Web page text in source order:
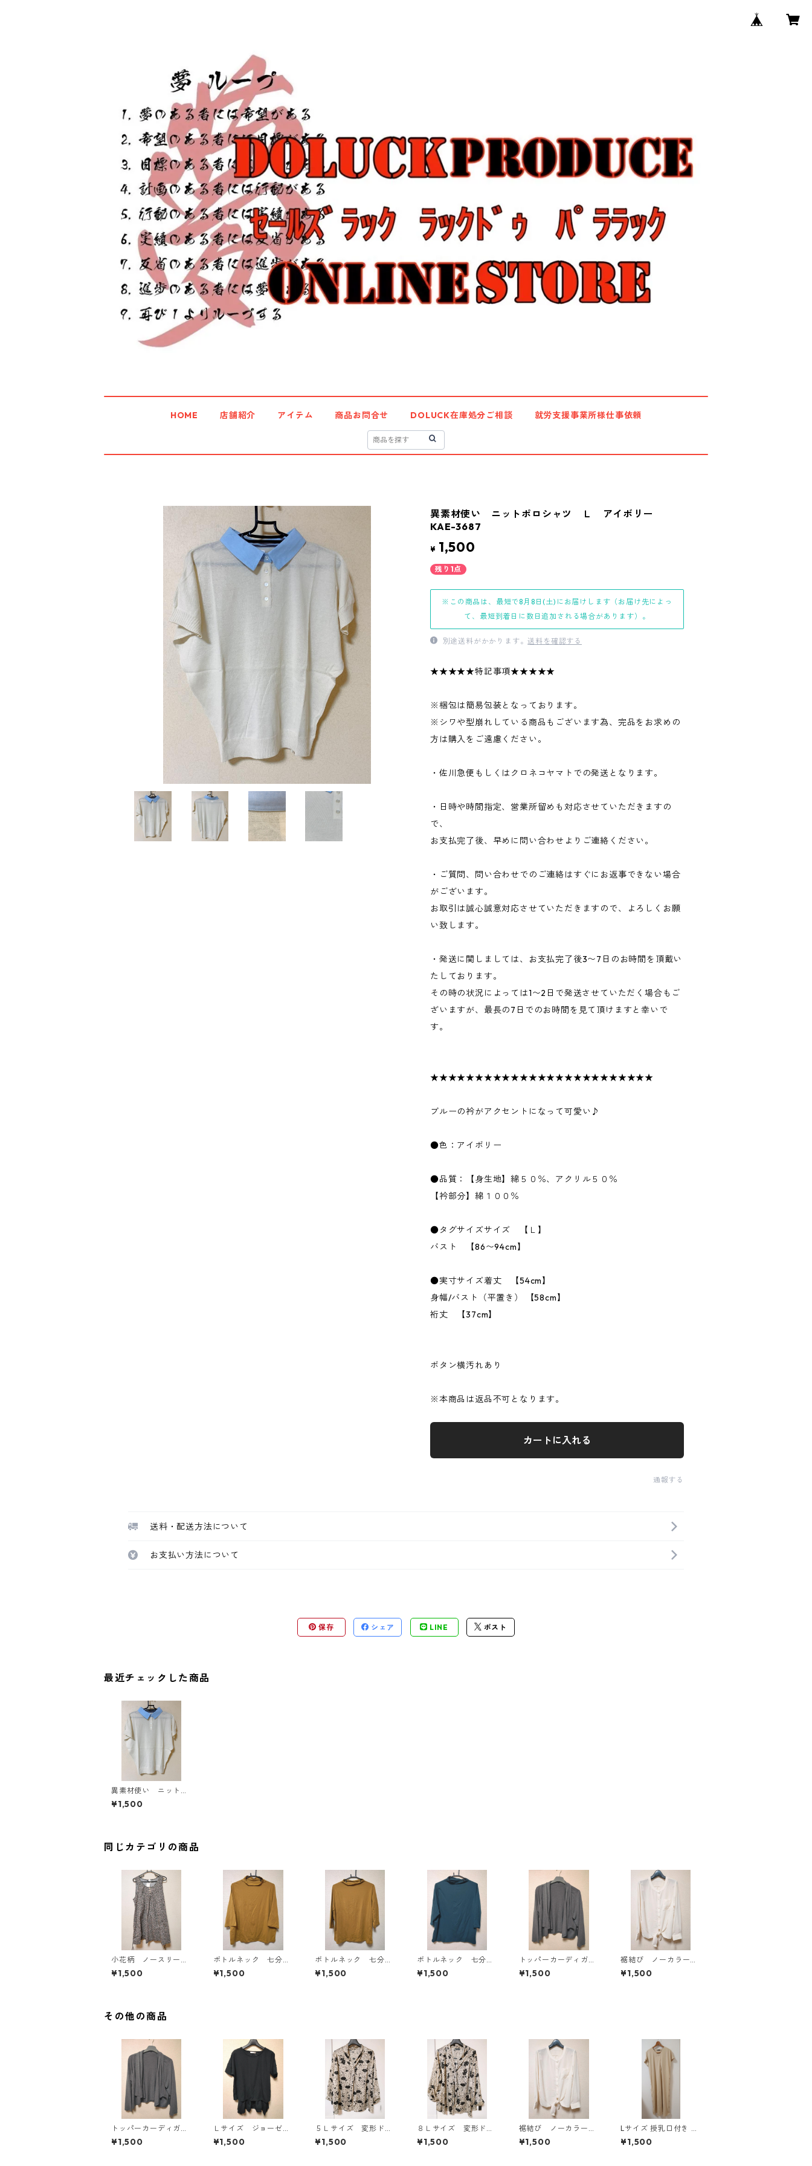
HOME 店舗紹介 アイテム 商品お問合せ DOLUCK在庫処分ご相談 就労支援事業所様仕事依頼
異素材使い ニットポロシャツ Ｌ アイボリー
KAE-3687
¥ 1,500
残り1点
※この商品は、最短で8月8日(土)にお届けします（お届け先によっ
て、最短到着日に数日追加される場合があります）。
別途送料がかかります。送料を確認する
★★★★★特記事項★★★★★
※梱包は簡易包装となっております。
※シワや型崩れしている商品もございます為、完品をお求めの
方は購入をご遠慮ください。
・佐川急便もしくはクロネコヤマトでの発送となります。
・日時や時間指定、営業所留めも対応させていただきますの
で、
お支払完了後、早めに問い合わせよりご連絡ください。
・ご質問、問い合わせでのご連絡はすぐにお返事できない場合
がございます。
お取引は誠心誠意対応させていただきますので、よろしくお願
い致します。
・発送に関しましては、お支払完了後3〜7日のお時間を頂戴い
たしております。
その時の状況によっては1〜2日で発送させていただく場合もご
ざいますが、最長の7日でのお時間を見て頂けますと幸いで
す。
★★★★★★★★★★★★★★★★★★★★★★★★★
ブルーの衿がアクセントになって可愛い♪
●色：アイボリー
●品質：【身生地】綿５０％、アクリル５０％
【衿部分】綿１００％
●タグサイズサイズ 【Ｌ】
バスト 【86〜94cm】
●実寸サイズ着丈 【54cm】
身幅/バスト（平置き） 【58cm】
裄丈 【37cm】
ボタン横汚れあり
※本商品は返品不可となります。
カートに入れる
通報する
送料・配送方法について
お支払い方法について
保存 シェア LINE ポスト
最近チェックした商品
異素材使い ニットポ
ロシャツ Ｌ アイボ
リー KAE-3687
¥1,500
同じカテゴリの商品
小花柄 ノースリーブ
ワンピース ４Ｌ ブ
ラック KAE-4819
¥1,500
ボトルネック 七分袖
カットソー ４Ｌ マ
スタード KAE-4818
¥1,500
ボトルネック 七分袖
カットソー ４Ｌ マ
スタード KAE-4816
¥1,500
ボトルネック 七分袖
カットソー ４Ｌ テ
ィールグリーン KAE
¥1,500
トッパーカーディガ
ン ４Ｌ グレー K
AE-4814
¥1,500
裾結び ノーカラーブ
ラウス ３Ｌ アイボ
リー KAE-4813
¥1,500
その他の商品
トッパーカーディガ
ン ４Ｌ グレー K
AE-4814
¥1,500
Ｌサイズ ジョーゼッ
ト レイヤード風プル
オーバー ブラック
¥1,500
５Ｌサイズ 変形ドッ
ト 花柄 ボウタイブ
ラウス オフホワイ
¥1,500
８Ｌサイズ 変形ドッ
ト 花柄 ボウタイブ
ラウス オフホワイ
¥1,500
裾結び ノーカラーブ
ラウス ３Ｌ アイボ
リー KAE-4813
¥1,500
Lサイズ 授乳口付き サ
イドボタンデザイン ワ
ンピース マタニティ
¥1,500